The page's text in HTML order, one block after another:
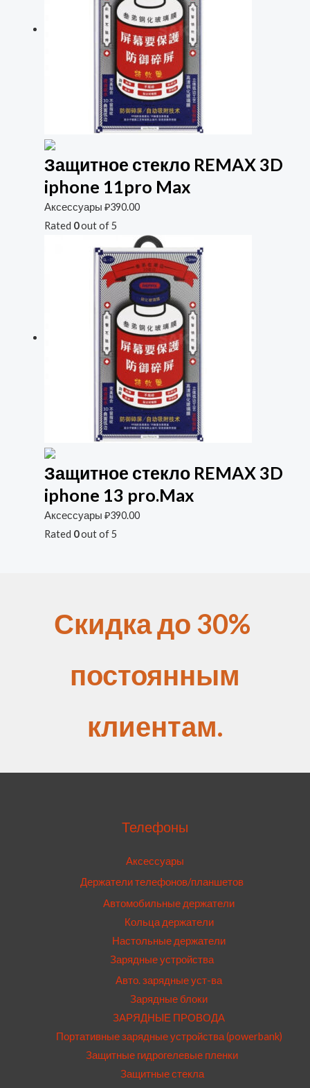
Защитное стекло REMAX 3D
iphone 11pro Max
Аксессуары ₽390.00
Rated 0out of 5
Защитное стекло REMAX 3D
iphone 13 pro.Max
Аксессуары ₽390.00
Rated 0out of 5
Скидка до 30%
постоянным
клиентам.
Телефоны
Аксессуары
Держатели телефонов/планшетов
Автомобильные держатели
Кольца держатели
Настольные держатели
Зарядные устройства
Авто. зарядные уст-ва
Зарядные блоки
ЗАРЯДНЫЕ ПРОВОДА
Портативные зарядные устройства (powerbank)
Защитные гидрогелевые пленки
Защитные стекла